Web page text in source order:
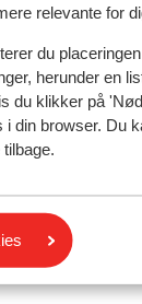
relevante for
du
herunder en
du klikker på
din browser. Du
ca. 100
ca. 100